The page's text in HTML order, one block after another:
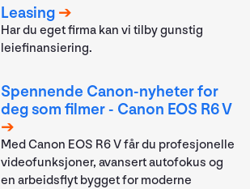
Leasing
Har du eget firma kan vi tilby gunstig
leiefinansiering.
Spennende Canon-nyheter for
deg som filmer - Canon EOS R6 V
Med Canon EOS R6 V får du profesjonelle
videofunksjoner, avansert autofokus og
en arbeidsflyt bygget for moderne